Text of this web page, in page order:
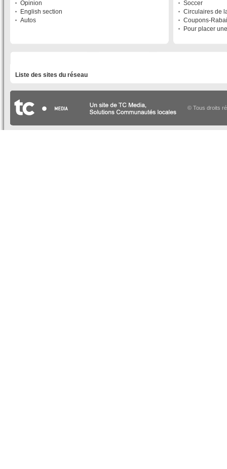
Opinion
English section
Autos
Soccer
Circulaires de
Coupons-
Pour placer
Liste des sites du réseau
© Tous droits